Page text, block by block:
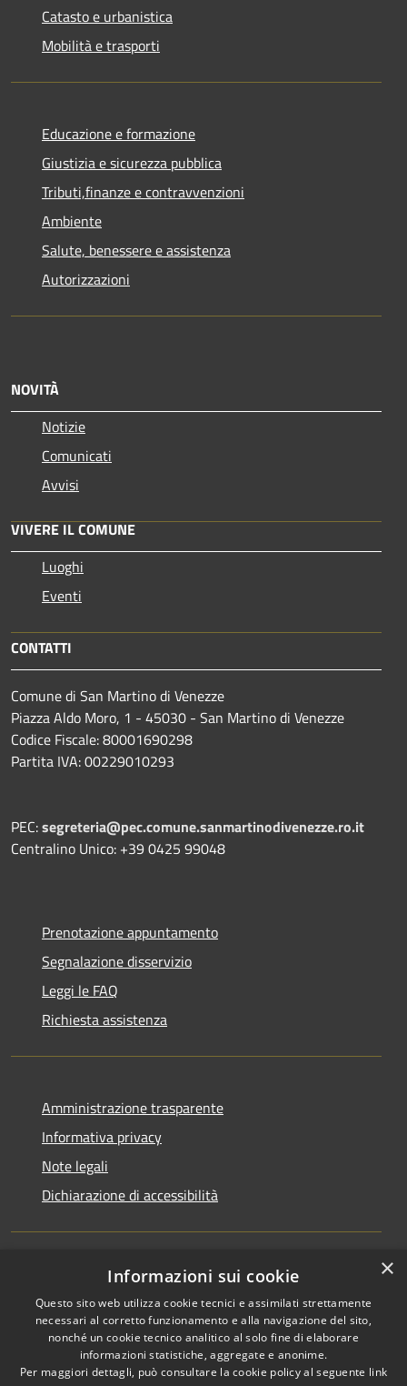
Catasto e urbanistica
Mobilità e trasporti
Educazione e formazione
Giustizia e sicurezza pubblica
Tributi,finanze e contravvenzioni
Ambiente
Salute, benessere e assistenza
Autorizzazioni
NOVITÀ
Notizie
Comunicati
Avvisi
VIVERE IL COMUNE
Luoghi
Eventi
CONTATTI
Comune di San Martino di Venezze
Piazza Aldo Moro, 1 - 45030 - San Martino di Venezze
Codice Fiscale: 80001690298
Partita IVA: 00229010293
PEC:segreteria@pec.comune.sanmartinodivenezze.ro.it
Centralino Unico: +39 0425 99048
Prenotazione appuntamento
Segnalazione disservizio
Leggi le FAQ
Richiesta assistenza
Amministrazione trasparente
Informativa privacy
Note legali
Dichiarazione di accessibilità
Accessibilità
Privacy
Mappa del sito
Copyright © 2026 • Comune di
San Martino di Venezze •
Powered by Municipium•
Accesso redazione
×
Informazioni sui cookie
Questo sito web utilizza cookie tecnici e assimilati strettamente
necessari al corretto funzionamento e alla navigazione del sito,
nonché un cookie tecnico analitico al solo fine di elaborare
informazioni statistiche, aggregate e anonime.
Per maggiori dettagli, può consultare la cookie policy al seguente link